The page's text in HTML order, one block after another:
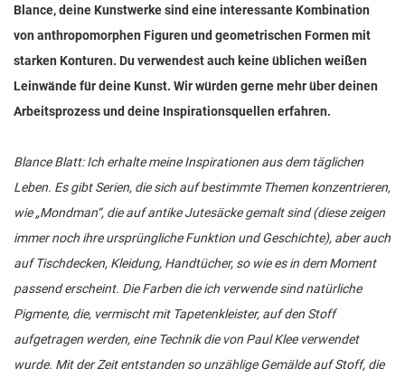
Blance, deine Kunstwerke sind eine interessante Kombination
von anthropomorphen Figuren und geometrischen Formen mit
starken Konturen. Du verwendest auch keine üblichen weißen
Leinwände für deine Kunst. Wir würden gerne mehr über deinen
Arbeitsprozess und deine Inspirationsquellen erfahren.
Blance Blatt: Ich erhalte meine Inspirationen aus dem täglichen
Leben. Es gibt Serien, die sich auf bestimmte Themen konzentrieren,
wie „Mondman“, die auf antike Jutesäcke gemalt sind (diese zeigen
immer noch ihre ursprüngliche Funktion und Geschichte), aber auch
auf Tischdecken, Kleidung, Handtücher, so wie es in dem Moment
passend erscheint. Die Farben die ich verwende sind natürliche
Pigmente, die, vermischt mit Tapetenkleister, auf den Stoff
aufgetragen werden, eine Technik die von Paul Klee verwendet
wurde. Mit der Zeit entstanden so unzählige Gemälde auf Stoff, die